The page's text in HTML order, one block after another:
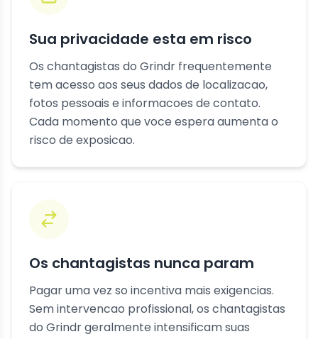
Sua privacidade esta em risco
Os chantagistas do Grindr frequentemente
tem acesso aos seus dados de localizacao,
fotos pessoais e informacoes de contato.
Cada momento que voce espera aumenta o
risco de exposicao.
Os chantagistas nunca param
Pagar uma vez so incentiva mais exigencias.
Sem intervencao profissional, os chantagistas
do Grindr geralmente intensificam suas